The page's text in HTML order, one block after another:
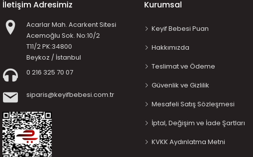
İletişim Adresimiz
Acarlar Mah. Acarkent Sitesi
Acemoğlu Sok. No:10/2
T11/2 PK:34800
Beykoz / İstanbul
0 216 325 70 07
siparis@keyifbebesi.com.tr
Kurumsal
Keyif Bebesi Puan
Hakkımızda
Teslimat ve Ödeme
Güvenlik ve Gizlilik
Mesafeli Satış Sözleşmesi
İptal, Değişim ve İade Şartları
KVKK Aydınlatma Metni